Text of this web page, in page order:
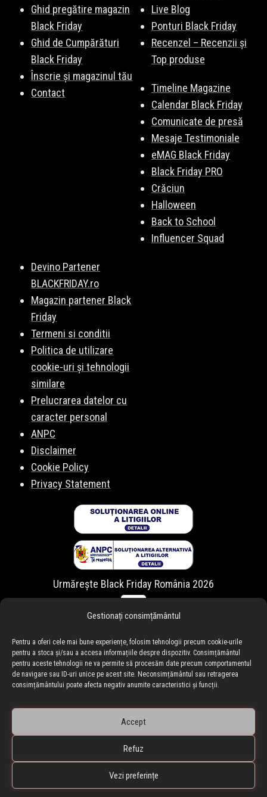
Gestionați consimțământul
Pentru a oferi cele mai bune experiențe, folosim tehnologii precum cookie-urile
pentru a stoca și/sau a accesa informațiile despre dispozitiv. Consimțământul
pentru aceste tehnologii ne va permite să procesăm date precum comportamentul
de navigare sau ID-uri unice pe acest site. Neconsimțământul sau retragerea
consimțământului poate afecta negativ anumite caracteristici și funcții.
Accept
Refuz
Vezi preferințe
Ghid pregătire magazin
Black Friday
Ghid de Cumpărături
Black Friday
Înscrie și magazinul tău
Contact
Live Blog
Ponturi Black Friday
Recenzel – Recenzii și
Top produse
Timeline Magazine
Calendar Black Friday
Comunicate de presă
Mesaje Testimoniale
eMAG Black Friday
Black Friday PRO
Crăciun
Halloween
Back to School
Influencer Squad
Devino Partener
BLACKFRIDAY.ro
Magazin partener Black
Friday
Termeni si conditii
Politica de utilizare
cookie-uri și tehnologii
similare
Prelucrarea datelor cu
caracter personal
ANPC
Disclaimer
Cookie Policy
Privacy Statement
Urmărește Black Friday România 2026
🇷🇴 blackfriday.ro•🇧🇬 blackfriday.bg
2026